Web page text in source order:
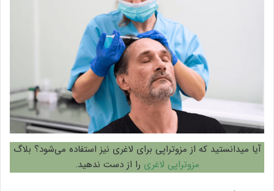
آیا میدانستید که از مزوتراپی برای لاغری نیز استفاده می‌شود؟‌ بلاگ
مزوتراپی لاغری را از دست ندهید.